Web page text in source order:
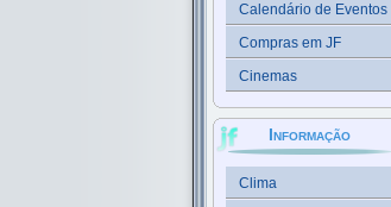
Calendário de Eventos
Compras em JF
Cinemas
Informação
Clima